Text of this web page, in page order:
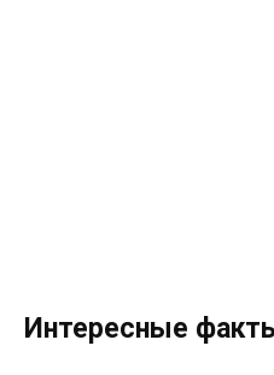
Интересные